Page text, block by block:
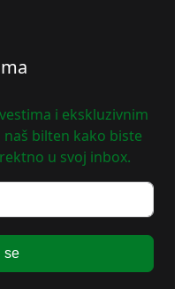
i ekskluzivnim
bilten kako biste
u svoj inbox.
se